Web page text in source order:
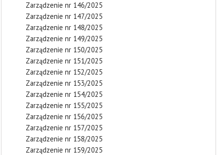
Zarządzenie nr 146/2025
Zarządzenie nr 147/2025
Zarządzenie nr 148/2025
Zarządzenie nr 149/2025
Zarządzenie nr 150/2025
Zarządzenie nr 151/2025
Zarządzenie nr 152/2025
Zarządzenie nr 153/2025
Zarządzenie nr 154/2025
Zarządzenie nr 155/2025
Zarządzenie nr 156/2025
Zarządzenie nr 157/2025
Zarządzenie nr 158/2025
Zarządzenie nr 159/2025